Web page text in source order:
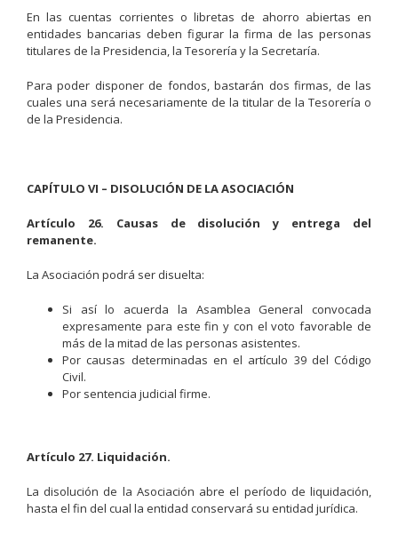
En las cuentas corrientes o libretas de ahorro abiertas en
entidades bancarias deben figurar la firma de las personas
titulares de la Presidencia, la Tesorería y la Secretaría.
Para poder disponer de fondos, bastarán dos firmas, de las
cuales una será necesariamente de la titular de la Tesorería o
de la Presidencia.
CAPÍTULO VI – DISOLUCIÓN DE LA ASOCIACIÓN
Artículo 26. Causas de disolución y entrega del
remanente.
La Asociación podrá ser disuelta:
Si así lo acuerda la Asamblea General convocada
expresamente para este fin y con el voto favorable de
más de la mitad de las personas asistentes.
Por causas determinadas en el artículo 39 del Código
Civil.
Por sentencia judicial firme.
Artículo 27. Liquidación.
La disolución de la Asociación abre el período de liquidación,
hasta el fin del cual la entidad conservará su entidad jurídica.